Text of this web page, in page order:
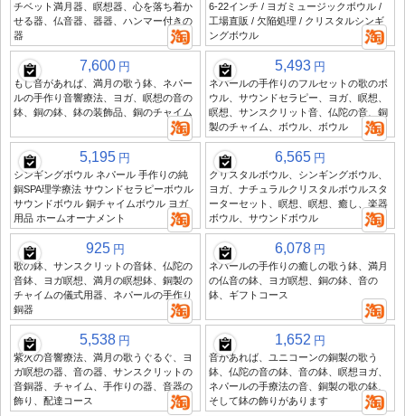
チベット満月器、瞑想器、心を落ち着か
せる器、仏音器、器器、ハンマー付きの
器
6-22インチ / ヨガミュージックボウル /
工場直販 / 欠陥処理 / クリスタルシンギ
ングボウル
7,600 円
もし音があれば、満月の歌う鉢、ネパー
ルの手作り音響療法、ヨガ、瞑想の音の
鉢、銅の鉢、鉢の装飾品、銅のチャイム
5,493 円
ネパールの手作りのフルセットの歌のボ
ウル、サウンドセラピー、ヨガ、瞑想、
瞑想、サンスクリット音、仏陀の音、銅
製のチャイム、ボウル、ボウル
5,195 円
シンギングボウル ネパール 手作りの純
銅SPA理学療法 サウンドセラピーボウル
サウンドボウル 銅チャイムボウル ヨガ
用品 ホームオーナメント
6,565 円
クリスタルボウル、シンギングボウル、
ヨガ、ナチュラルクリスタルボウルスタ
ーターセット、瞑想、瞑想、癒し、楽器
ボウル、サウンドボウル
925 円
歌の鉢、サンスクリットの音鉢、仏陀の
音鉢、ヨガ瞑想、満月の瞑想鉢、銅製の
チャイムの儀式用器、ネパールの手作り
銅器
6,078 円
ネパールの手作りの癒しの歌う鉢、満月
の仏音の鉢、ヨガ瞑想、銅の鉢、音の
鉢、ギフトコース
5,538 円
紫火の音響療法、満月の歌うぐるぐ、ヨ
ガ瞑想の器、音の器、サンスクリットの
音銅器、チャイム、手作りの器、音器の
飾り、配達コース
1,652 円
音があれば、ユニコーンの銅製の歌う
鉢、仏陀の音の鉢、音の鉢、瞑想ヨガ、
ネパールの手療法の音、銅製の歌の鉢、
そして鉢の飾りがあります